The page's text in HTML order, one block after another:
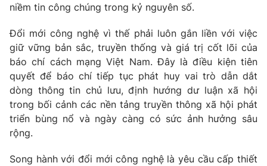
niềm tin công chúng trong kỷ nguyên số.
Đổi mới công nghệ vì thế phải luôn gắn liền với việc
giữ vững bản sắc, truyền thống và giá trị cốt lõi của
báo chí cách mạng Việt Nam. Đây là điều kiện tiên
quyết để báo chí tiếp tục phát huy vai trò dẫn dắt
dòng thông tin chủ lưu, định hướng dư luận xã hội
trong bối cảnh các nền tảng truyền thông xã hội phát
triển bùng nổ và ngày càng có sức ảnh hưởng sâu
rộng.
Song hành với đổi mới công nghệ là yêu cầu cấp thiết